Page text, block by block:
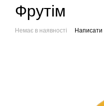
Фрутім
Немає в наявності Написати